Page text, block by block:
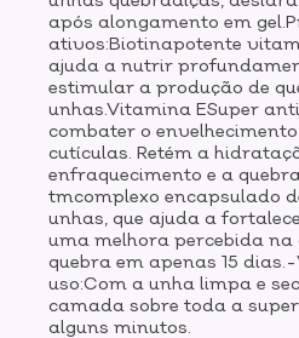
após alongamento em
ativos:Biotinapotente
ajuda a nutrir
estimular a produção de
unhas.Vitamina ESuper
combater o
cutículas. Retém a
enfraquecimento e a
tmcomplexo encapsulado
unhas, que ajuda a
uma melhora percebida na
quebra em apenas 15
uso:Com a unha limpa e
camada sobre toda a
alguns minutos.